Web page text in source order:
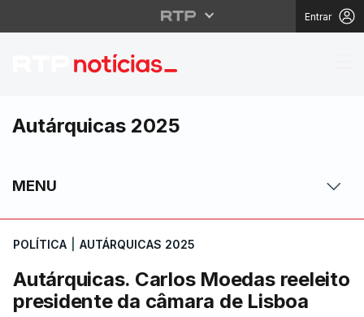
Entrar
Autárquicas. Carlos
Autárquicas 2025
MENU
POLÍTICA AUTÁRQUICAS 2025
Autárquicas. Carlos Moedas reeleito
presidente da câmara de Lisboa